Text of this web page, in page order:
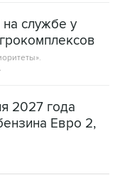
службе у
2027 года
Евро 2,